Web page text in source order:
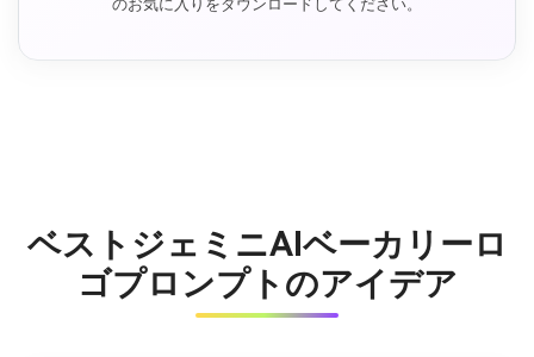
のお気に入りをダウンロードしてください。
ベストジェミニAIベーカリーロ
ゴプロンプトのアイデア